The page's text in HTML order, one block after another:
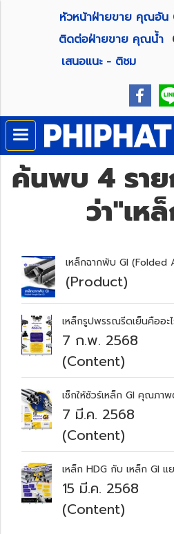
หัวหน้าฝ่ายขาย คุณอัน
ติดต่อฝ่ายขาย คุณน้ำ
เสนอแนะ - ติชม
ค้นพบ 4 ราย
ว่า"เห
เหล็กฉากพับ GI (Folded
(Product)
เหล็กรูปพรรณรีดเย็นคืออะไ
7 ก.พ. 2568
(Content)
เช็กให้ชัวร์เหล็ก GI คุณภา
7 มี.ค. 2568
(Content)
เหล็ก HDG กับ เหล็ก GI แ
15 มี.ค. 2568
(Content)